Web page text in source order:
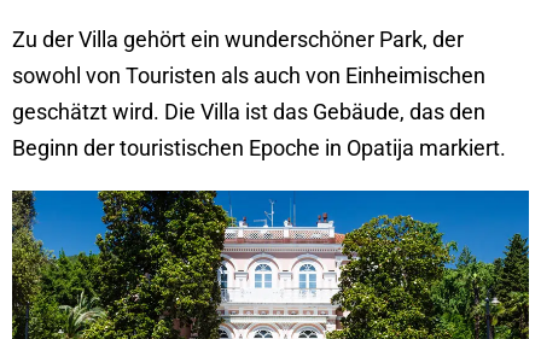
Zu der Villa gehört ein wunderschöner Park, der
sowohl von Touristen als auch von Einheimischen
geschätzt wird. Die Villa ist das Gebäude, das den
Beginn der touristischen Epoche in Opatija markiert.